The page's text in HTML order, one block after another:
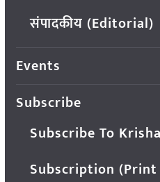
संपादकीय (Editorial)
Events
Subscribe
Subscribe To
Subscription